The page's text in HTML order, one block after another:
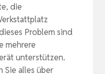
die
Problem sind
mehrere
unterstützen.
Sie alles über